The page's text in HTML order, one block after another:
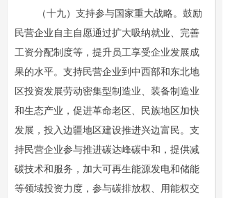
（十九）支持参与国家重大战略。鼓励
民营企业自主自愿通过扩大吸纳就业、完善
工资分配制度等，提升员工享受企业发展成
果的水平。支持民营企业到中西部和东北地
区投资发展劳动密集型制造业、装备制造业
和生态产业，促进革命老区、民族地区加快
发展，投入边疆地区建设推进兴边富民。支
持民营企业参与推进碳达峰碳中和，提供减
碳技术和服务，加大可再生能源发电和储能
等领域投资力度，参与碳排放权、用能权交